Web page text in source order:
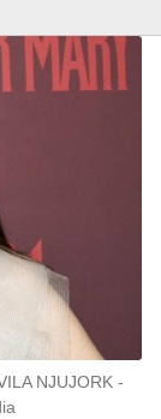
NJUJORK